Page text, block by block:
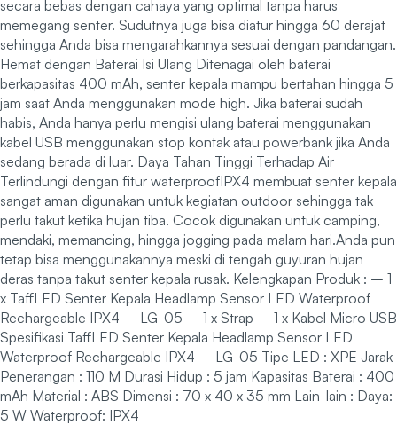
secara bebas dengan cahaya yang optimal tanpa harus
memegang senter. Sudutnya juga bisa diatur hingga 60 derajat
sehingga Anda bisa mengarahkannya sesuai dengan pandangan.
Hemat dengan Baterai Isi Ulang Ditenagai oleh baterai
berkapasitas 400 mAh, senter kepala mampu bertahan hingga 5
jam saat Anda menggunakan mode high. Jika baterai sudah
habis, Anda hanya perlu mengisi ulang baterai menggunakan
kabel USB menggunakan stop kontak atau powerbank jika Anda
sedang berada di luar. Daya Tahan Tinggi Terhadap Air
Terlindungi dengan fitur waterproofIPX4 membuat senter kepala
sangat aman digunakan untuk kegiatan outdoor sehingga tak
perlu takut ketika hujan tiba. Cocok digunakan untuk camping,
mendaki, memancing, hingga jogging pada malam hari.Anda pun
tetap bisa menggunakannya meski di tengah guyuran hujan
deras tanpa takut senter kepala rusak. Kelengkapan Produk : – 1
x TaffLED Senter Kepala Headlamp Sensor LED Waterproof
Rechargeable IPX4 – LG-05 – 1 x Strap – 1 x Kabel Micro USB
Spesifikasi TaffLED Senter Kepala Headlamp Sensor LED
Waterproof Rechargeable IPX4 – LG-05 Tipe LED : XPE Jarak
Penerangan : 110 M Durasi Hidup : 5 jam Kapasitas Baterai : 400
mAh Material : ABS Dimensi : 70 x 40 x 35 mm Lain-lain : Daya:
5 W Waterproof: IPX4